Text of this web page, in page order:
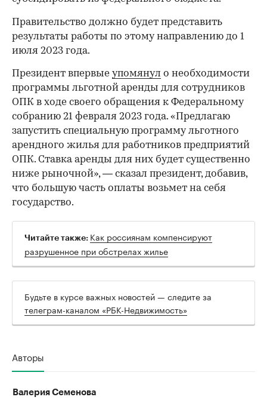
00:00 00:00
Правительство должно будет представить
результаты работы по этому направлению до 1
июля 2023 года.
Президент впервые упомянул о необходимости
программы льготной аренды для сотрудников
ОПК в ходе своего обращения к Федеральному
собранию 21 февраля 2023 года. «Предлагаю
запустить специальную программу льготного
арендного жилья для работников предприятий
ОПК. Ставка аренды для них будет существенно
ниже рыночной», — сказал президент, добавив,
что большую часть оплаты возьмет на себя
государство.
Читайте также: Как россиянам компенсируют
разрушенное при обстрелах жилье
Будьте в курсе важных новостей — следите за
телеграм-каналом «РБК-Недвижимость»
Авторы
Валерия Семенова